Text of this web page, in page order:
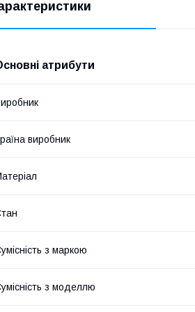
атрибути
виробник
з маркою
з моделлю